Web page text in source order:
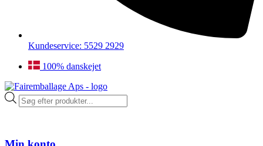
Kundeservice: 5529 2929
100% danskejet
Products
search